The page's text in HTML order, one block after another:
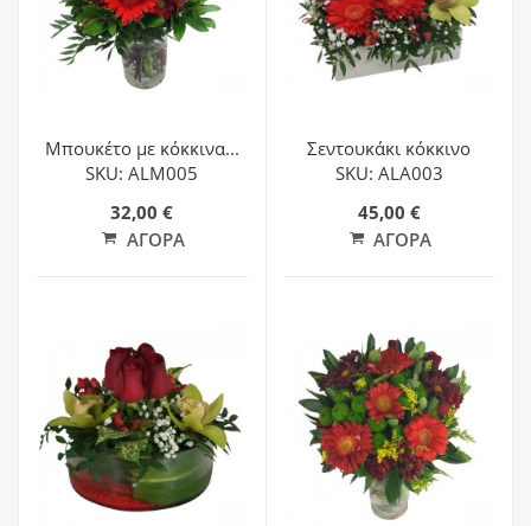
Μπουκέτο με κόκκινα...
SKU: ALM005
32,00 €
ΑΓΟΡΆ
Σεντουκάκι κόκκινο
SKU: ALA003
45,00 €
ΑΓΟΡΆ